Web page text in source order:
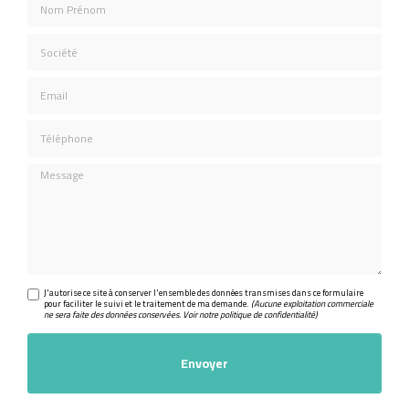
Message
J'autorise ce site à conserver l'ensemble des données transmises dans ce formulaire
pour faciliter le suivi et le traitement de ma demande. (Aucune exploitation commerciale
ne sera faite des données conservées. Voir notrepolitique de confidentialité)